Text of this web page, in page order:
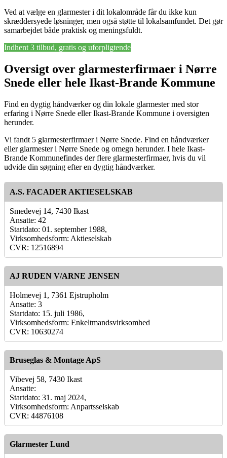
Ved at vælge en glarmester i dit lokalområde får du ikke kun
skræddersyede løsninger, men også støtte til lokalsamfundet. Det gør
samarbejdet både praktisk og meningsfuldt.
Indhent 3 tilbud, gratis og uforpligtende
Oversigt over glarmesterfirmaer i Nørre
Snede eller hele Ikast-Brande Kommune
Find en dygtig håndværker og din lokale glarmester med stor
erfaring i Nørre Snede eller Ikast-Brande Kommune i oversigten
herunder.
Vi fandt 5 glarmesterfirmaer i Nørre Snede. Find en håndværker
eller glarmester i Nørre Snede og omegn herunder. I hele Ikast-
Brande Kommunefindes der flere glarmesterfirmaer, hvis du vil
udvide din søgning efter en dygtig håndværker.
A.S. FACADER AKTIESELSKAB
Smedevej 14, 7430 Ikast
Ansatte: 42
Startdato: 01. september 1988,
Virksomhedsform: Aktieselskab
CVR: 12516894
AJ RUDEN V/ARNE JENSEN
Holmevej 1, 7361 Ejstrupholm
Ansatte: 3
Startdato: 15. juli 1986,
Virksomhedsform: Enkeltmandsvirksomhed
CVR: 10630274
Bruseglas & Montage ApS
Vibevej 58, 7430 Ikast
Ansatte:
Startdato: 31. maj 2024,
Virksomhedsform: Anpartsselskab
CVR: 44876108
Glarmester Lund